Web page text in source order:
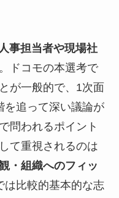
人事担当者や現場社
ドコモの本選考で
が一般的で、1次面
を追って深い議論が
問われるポイント
て重視されるのは
・組織へのフィッ
は比較的基本的な志